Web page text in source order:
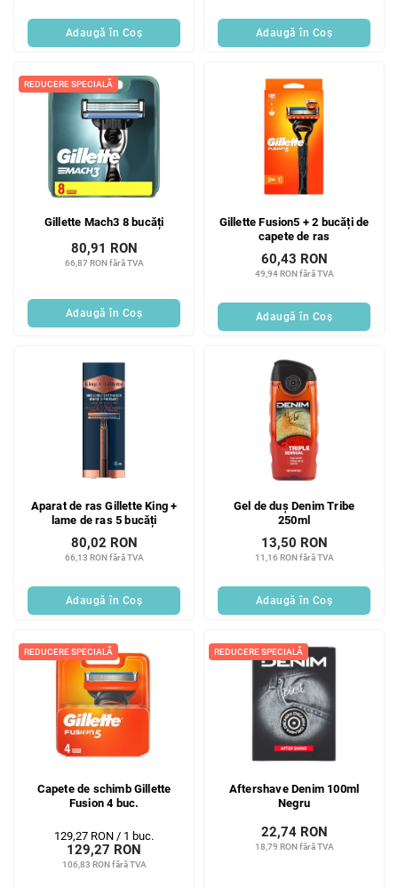
Adaugă în Coş Adaugă în Coş
REDUCERE SPECIALĂ
Gillette Mach3 8 bucăți
66,87 RON fără TVA
80,91 RON
Adaugă în Coş
Gillette Fusion5 + 2 bucăți de
capete de ras
49,94 RON fără TVA
60,43 RON
Adaugă în Coş
Aparat de ras Gillette King +
lame de ras 5 bucăți
66,13 RON fără TVA
80,02 RON
Adaugă în Coş
Gel de duș Denim Tribe
250ml
11,16 RON fără TVA
13,50 RON
Adaugă în Coş
REDUCERE SPECIALĂ
Capete de schimb Gillette
Fusion 4 buc.
106,83 RON fără TVA
129,27 RON
Evaluare
preţ:
129,27 RON / 1 buc.
REDUCERE SPECIALĂ
Aftershave Denim 100ml
Negru
18,79 RON fără TVA
22,74 RON